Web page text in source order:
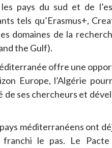
pays du sud et de
tels qu’Erasmus+,
domaines de la
the Gulf).
offre une
Europe, l’Algérie
de ses chercheurs et
méditerranéens ont
franchi le pas. Le